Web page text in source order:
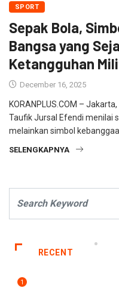
SPORT
Sepak Bola,
Bangsa yang
Ketangguhan
December 16, 2025
KORANPLUS.COM –
Taufik Jursal Efendi menilai
melainkan simbol
SELENGKAPNYA
RECENT
1